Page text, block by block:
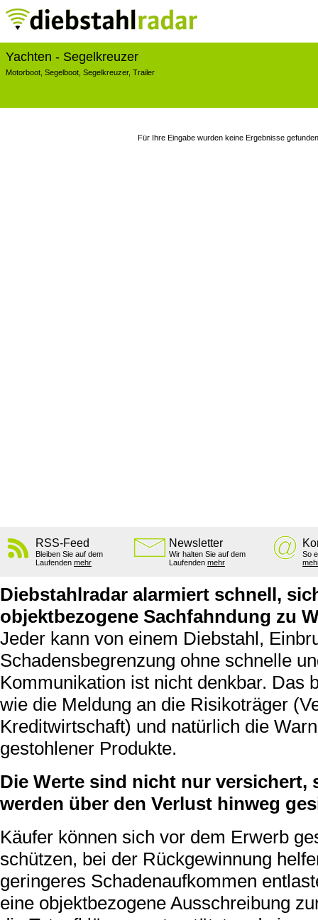
Yachten - Segelkreuzer
Motorboot Segelboot Segelkreuzer, Trailer
Für Ihre Eingabe wurden keine Ergebnisse
RSS-Feed
Bleiben Sie auf dem
Laufenden mehr
Newsletter
Wir halten Sie auf dem
Laufenden mehr
So
Diebstahlradar alarmiert schnell,
objektbezogene Sachfahndung zu
Jeder kann von einem Diebstahl,
Schadensbegrenzung ohne schnelle
Kommunikation ist nicht denkbar. Das
wie die Meldung an die Risikoträger
Kreditwirtschaft) und natürlich die
gestohlener Produkte.
Die Werte sind nicht nur
werden über den Verlust hinweg
Käufer können sich vor dem Erwerb
schützen, bei der Rückgewinnung
geringeres Schadenaufkommen
eine objektbezogene Ausschreibung